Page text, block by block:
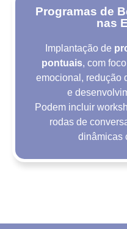
Programas de
nas
Implantação de
pontuais, com
emocional, redução
e
Podem incluir
rodas de
dinâmicas